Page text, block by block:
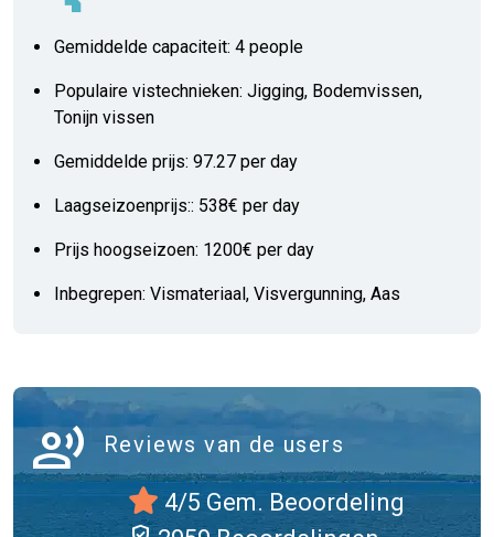
Gemiddelde capaciteit: 4 people
Populaire vistechnieken: Jigging, Bodemvissen,
Tonijn vissen
Gemiddelde prijs: 97.27 per day
Laagseizoenprijs:: 538€ per day
Prijs hoogseizoen: 1200€ per day
Inbegrepen: Vismateriaal, Visvergunning, Aas
record_voice_over Reviews van de users
4/5 Gem. Beoordeling